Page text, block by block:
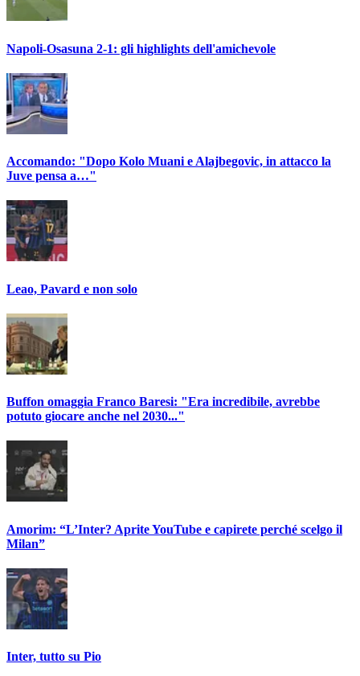
Napoli-Osasuna 2-1: gli highlights dell'amichevole
Accomando: "Dopo Kolo Muani e Alajbegovic, in attacco la
Juve pensa a…"
Leao, Pavard e non solo
Buffon omaggia Franco Baresi: "Era incredibile, avrebbe
potuto giocare anche nel 2030..."
Amorim: “L’Inter? Aprite YouTube e capirete perché scelgo il
Milan”
Inter, tutto su Pio